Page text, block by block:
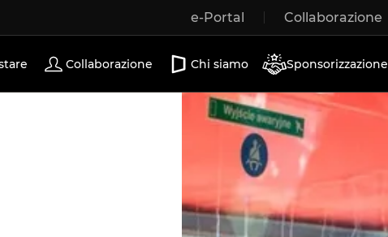
e-Portal Collaborazione
Porte scorrevoli
Collaborazione Chi siamo Sponsorizzazione